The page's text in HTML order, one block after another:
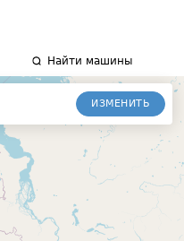
Найти машины
ИЗМЕНИТЬ